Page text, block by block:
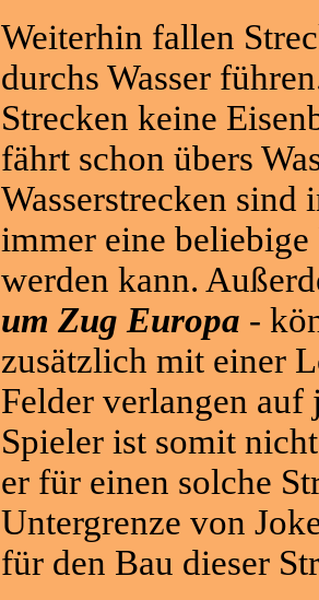
Weiterhin fallen
durchs Wasser
Strecken keine
fährt schon übers
Wasserstrecken sind
immer eine
werden kann.
um Zug Europa -
zusätzlich mit einer
Felder verlangen auf
Spieler ist somit
er für einen solche
Untergrenze von
für den Bau dieser